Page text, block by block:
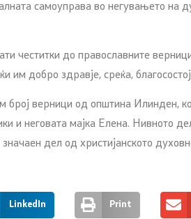
самоуправа во негувањето на
честитки до православните
им добро здравје, среќа,
број верници од општина Илинден,
и неговата мајка Елена. Нивното
дел од христијанското
LinkedIn Print